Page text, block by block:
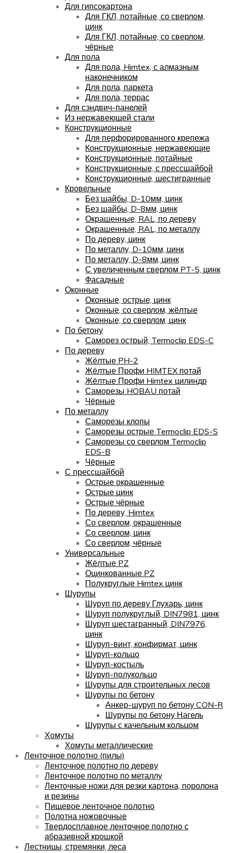
Для гипсокартона
Для ГКЛ, потайные, со сверлом,
цинк
Для ГКЛ, потайные, со сверлом,
чёрные
Для пола
Для пола, Himtex, с алмазным
наконечником
Для пола, паркета
Для пола, террас
Для сэндвич-панелей
Из нержавеющей стали
Конструкционные
Для перфорированного крепежа
Конструкционные, нержавеющие
Конструкционные, потайные
Конструкционные, с прессшайбой
Конструкционные, шестигранные
Кровельные
Без шайбы, D-10мм, цинк
Без шайбы, D-8мм, цинк
Окрашенные, RAL, по дереву
Окрашенные, RAL, по металлу
По дереву, цинк
По металлу, D-10мм, цинк
По металлу, D-8мм, цинк
С увеличенным сверлом PT-5, цинк
Фасадные
Оконные
Оконные, острые, цинк
Оконные, со сверлом, жёлтые
Оконные, со сверлом, цинк
По бетону
Саморез острый, Termoclip EDS-C
По дереву
Жёлтые PH-2
Жёлтые Профи HIMTEX потай
Жёлтые Профи Himtex цилиндр
Саморезы HOBAU потай
Чёрные
По металлу
Саморезы клопы
Саморезы острые Termoclip EDS-S
Саморезы со сверлом Termoclip
EDS-B
Чёрные
С прессшайбой
Острые окрашенные
Острые цинк
Острые чёрные
По дереву, Himtex
Со сверлом, окрашенные
Со сверлом, цинк
Со сверлом, чёрные
Универсальные
Жёлтые PZ
Оцинкованные PZ
Полукруглые Himtex цинк
Шурупы
Шуруп по дереву Глухарь, цинк
Шуруп полукруглый, DIN7981, цинк
Шуруп шестагранный, DIN7976,
цинк
Шуруп-винт, конфирмат, цинк
Шуруп-кольцо
Шуруп-костыль
Шуруп-полукольцо
Шурупы для строительных лесов
Шурупы по бетону
Анкер-шуруп по бетону CON-R
Шурупы по бетону Нагель
Шурупы с качельным кольцом
Хомуты
Хомуты металлические
Ленточное полотно (пилы)
Ленточное полотно по дереву
Ленточное полотно по металлу
Ленточные ножи для резки картона, поролона
и резины
Пищевое ленточное полотно
Полотна ножовочные
Твердосплавное ленточное полотно с
абразивной крошкой
Лестницы, стремянки, леса